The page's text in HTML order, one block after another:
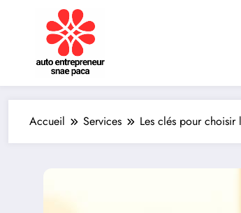
Accueil Services Les clés pour